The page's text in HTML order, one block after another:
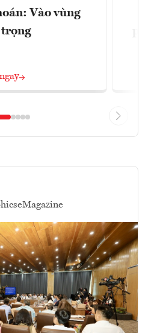
Vào vùng
eMagazine